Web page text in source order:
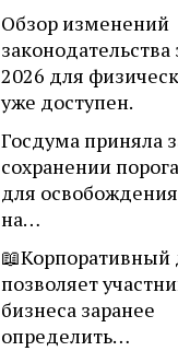
Обзор изменений
2026 для
уже доступен.
Госдума приняла
сохранении
для
на…
📖Корпоративный
позволяет
бизнеса заранее
определить…